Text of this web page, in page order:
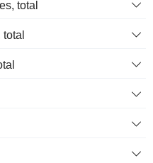
total